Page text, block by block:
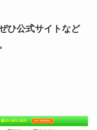
ひ公式サイトなど